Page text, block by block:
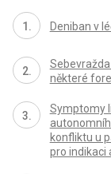
Deniban v
některé
Symptomy
konfliktu u
pro indikaci